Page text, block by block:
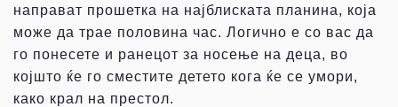
направат прошетка на најблиската планина, која
може да трае половина час. Логично е со вас да
го понесете и ранецот за носење на деца, во
којшто ќе го сместите детето кога ќе се умори,
како крал на престол.